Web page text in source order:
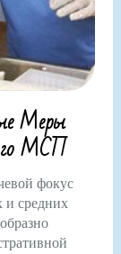
Меры
МСП
фокус
и средних